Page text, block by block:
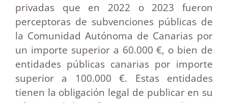
privadas que en 2022 o 2023 fueron
perceptoras de subvenciones públicas de
la Comunidad Autónoma de Canarias por
un importe superior a 60.000 €, o bien de
entidades públicas canarias por importe
superior a 100.000 €. Estas entidades
tienen la obligación legal de publicar en su